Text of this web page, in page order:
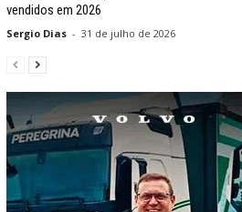
vendidos em 2026
Sergio Dias - 31 de julho de 2026